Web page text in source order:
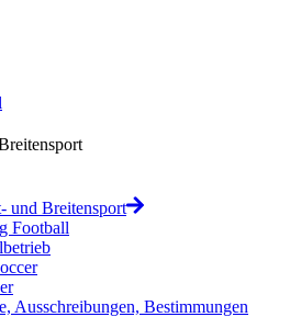
und Breitensport
Football
Ausschreibungen, Bestimmungen